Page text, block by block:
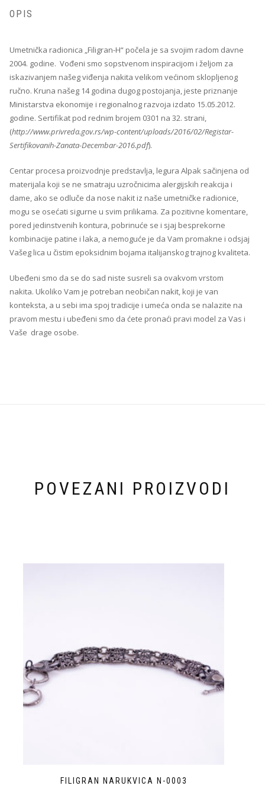
OPIS
Umetnička radionica „Filigran-H“ počela je sa svojim radom davne
2004. godine. Vođeni smo sopstvenom inspiracijom i željom za
iskazivanjem našeg viđenja nakita velikom većinom sklopljenog
ručno. Kruna našeg 14 godina dugog postojanja, jeste priznanje
Ministarstva ekonomije i regionalnog razvoja izdato 15.05.2012.
godine. Sertifikat pod rednim brojem 0301 na 32. strani,
(http://www.privreda.gov.rs/wp-content/uploads/2016/02/Registar-
Sertifikovanih-Zanata-Decembar-2016.pdf).
Centar procesa proizvodnje predstavlja, legura Alpak sačinjena od
materijala koji se ne smatraju uzročnicima alergijskih reakcija i
dame, ako se odluče da nose nakit iz naše umetničke radionice,
mogu se osećati sigurne u svim prilikama. Za pozitivne komentare,
pored jedinstvenih kontura, pobrinuće se i sjaj besprekorne
kombinacije patine i laka, a nemoguće je da Vam promakne i odsjaj
Vašeg lica u čistim epoksidnim bojama italijanskog trajnog kvaliteta.
Ubeđeni smo da se do sad niste susreli sa ovakvom vrstom
nakita. Ukoliko Vam je potreban neobičan nakit, koji je van
konteksta, a u sebi ima spoj tradicije i umeća onda se nalazite na
pravom mestu i ubeđeni smo da ćete pronaći pravi model za Vas i
Vaše drage osobe.
POVEZANI PROIZVODI
FILIGRAN NARUKVICA N-0003